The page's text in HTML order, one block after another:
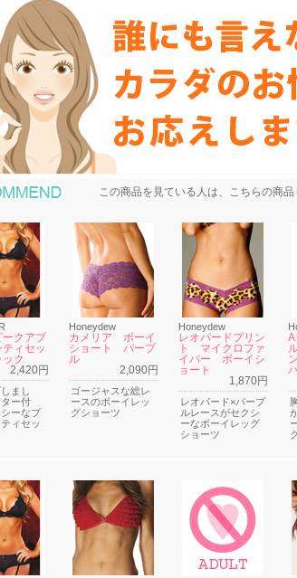
おすすめ商品
この商品を見ている人は、こちらの商品
ークアブ
ィセッ
ク
2,420円
まし
ー付
ーなブ
ィセッ
Honeydew
カメリア ボーイ
ショート パープ
ル
2,090円
ゴージャスな総レ
ースのボーイレッ
グショーツ
Honeydew
レオパードプリン
ト マイクロファ
イバー ボーイシ
ョート
1,870円
レオパード×パープ
ルレースがセクシ
ーなボーイレッグ
ショーツ